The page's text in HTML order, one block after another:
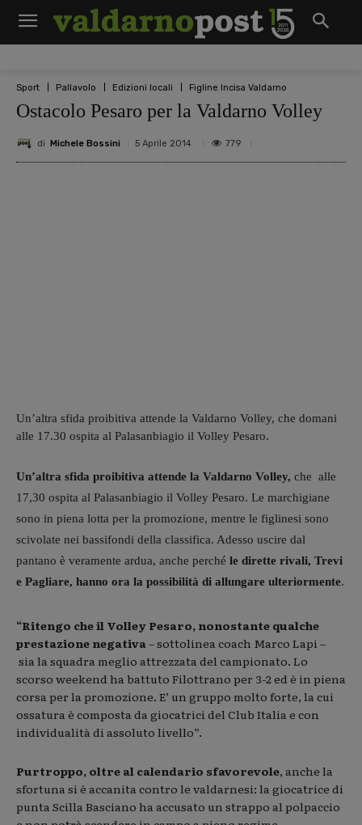
Sport Pallavolo Edizioni locali Figline Incisa Valdarno
Ostacolo Pesaro per la Valdarno Volley
di Michele Bossini 5 Aprile 2014 779
Un’altra sfida proibitiva attende la Valdarno Volley, che domani
alle 17.30 ospita al Palasanbiagio il Volley Pesaro.
Un’altra sfida proibitiva attende la Valdarno Volley, che alle
17,30 ospita al Palasanbiagio il Volley Pesaro. Le marchigiane
sono in piena lotta per la promozione, mentre le figlinesi sono
scivolate nei bassifondi della classifica. Adesso uscire dal
pantano è veramente ardua, anche perché le dirette rivali, Trevi
e Pagliare, hanno ora la possibilità di allungare ulteriormente.
“Ritengo che il Volley Pesaro, nonostante qualche
prestazione negativa – sottolinea coach Marco Lapi –
sia la squadra meglio attrezzata del campionato. Lo
scorso weekend ha battuto Filottrano per 3-2 ed è in piena
corsa per la promozione. E’ un gruppo molto forte, la cui
ossatura è composta da giocatrici del Club Italia e con
individualità di assoluto livello”.
Purtroppo, oltre al calendario sfavorevole, anche la
sfortuna si è accanita contro le valdarnesi: la giocatrice di
punta Scilla Basciano ha accusato un strappo al polpaccio